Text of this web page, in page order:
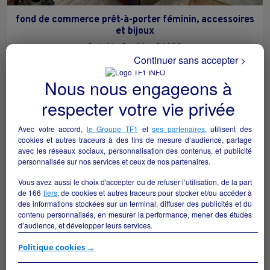
fond de commerce prêt-à-porter féminin, accessoires
et bijoux
Sarlat-la-Canéda - 24200
Textile/prêt à porter
Prêt à porter en franchise avec Fée Maraboutée
Nous nous engageons à
respecter votre vie privée
Avec votre accord, le Groupe TF1 etses partenaires, utilisent des
cookies et autres traceurs à des fins de mesure d’audience, partage
avec les réseaux sociaux, personnalisation des contenus, et publicité
personnalisée sur nos services et ceux de nos partenaires.
Vous avez aussi le choix d'accepter ou de refuser l’utilisation, de la part
de 166 tiers, de cookies et autres traceurs pour stocker et/ou accéder à
des informations stockées sur un terminal, diffuser des publicités et du
contenu personnalisés, en mesurer la performance, mener des études
d’audience, et développer leurs services.
Si vous continuez sans accepter, les fonctionnalités liées à la
Politique cookies →
Continuer sans accepter >